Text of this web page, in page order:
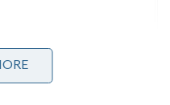
പിടികൂടിയതിന്
അതിർത്തി കടന്ന്